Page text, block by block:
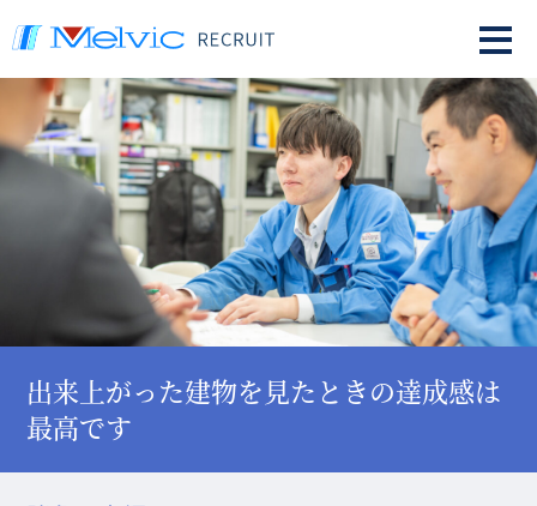
出来上がった建物を見たときの達成感は
最高です